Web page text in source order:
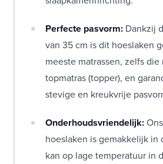
Perfecte pasvorm: Dankzij
van 35 cm is dit hoeslaken
meeste matrassen, zelfs die
topmatras (topper), en
stevige en kreukvrije
Onderhoudsvriendelijk:
hoeslaken is gemakkelijk in
kan op lage temperatuur in